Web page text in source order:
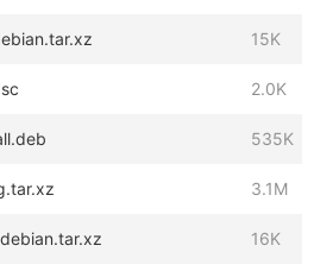
15K
2.0K
535K
3.1M
16K